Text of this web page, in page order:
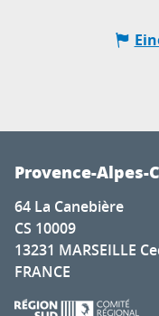
Provence-Alpes-
64 La Canebière
CS 10009
13231 MARSEILLE
FRANCE